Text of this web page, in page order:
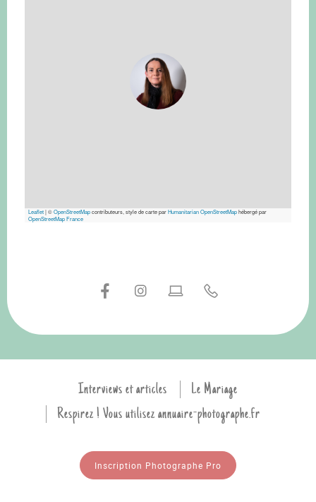
Leaflet|©OpenStreetMapcontributeurs, style de carte parHumanitarian OpenStreetMaphébergé par
OpenStreetMap France
Interviews et articles
Le Mariage
Respirez ! Vous utilisez annuaire-photographe.fr
Inscription Photographe Pro